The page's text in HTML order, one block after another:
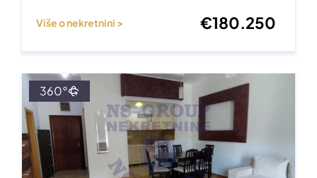
Više o nekretnini > €180.250
360°